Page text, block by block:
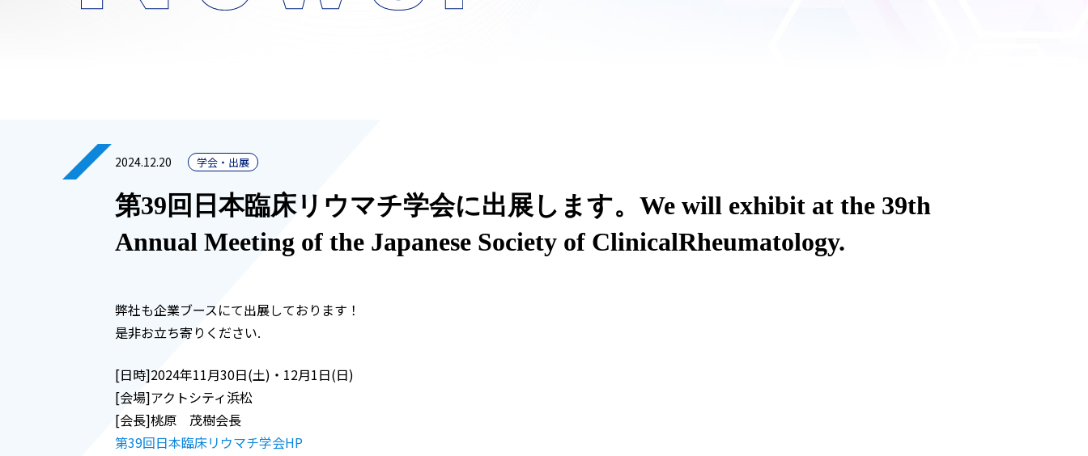
2024.12.20 学会・出展
第39回日本臨床リウマチ学会に出展します。We will exhibit at the 39th
Annual Meeting of the Japanese Society of ClinicalRheumatology.
弊社も企業ブースにて出展しております！
是非お立ち寄りください.
[日時]2024年11月30日(土)・12月1日(日)
[会場]アクトシティ浜松
[会長]桃原 茂樹会長
第39回日本臨床リウマチ学会HP